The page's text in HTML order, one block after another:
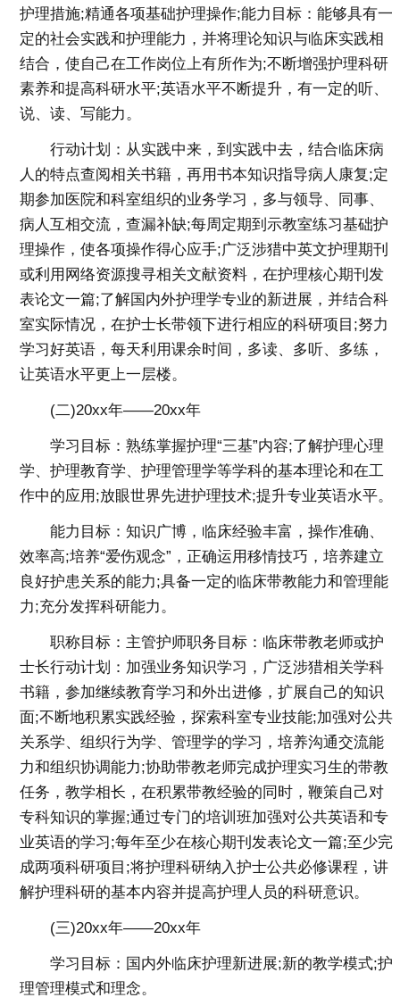
护理措施;精通各项基础护理操作;能力目标：能够具有一
定的社会实践和护理能力，并将理论知识与临床实践相
结合，使自己在工作岗位上有所作为;不断增强护理科研
素养和提高科研水平;英语水平不断提升，有一定的听、
说、读、写能力。
行动计划：从实践中来，到实践中去，结合临床病
人的特点查阅相关书籍，再用书本知识指导病人康复;定
期参加医院和科室组织的业务学习，多与领导、同事、
病人互相交流，查漏补缺;每周定期到示教室练习基础护
理操作，使各项操作得心应手;广泛涉猎中英文护理期刊
或利用网络资源搜寻相关文献资料，在护理核心期刊发
表论文一篇;了解国内外护理学专业的新进展，并结合科
室实际情况，在护士长带领下进行相应的科研项目;努力
学习好英语，每天利用课余时间，多读、多听、多练，
让英语水平更上一层楼。
(二)20xx年——20xx年
学习目标：熟练掌握护理“三基”内容;了解护理心理
学、护理教育学、护理管理学等学科的基本理论和在工
作中的应用;放眼世界先进护理技术;提升专业英语水平。
能力目标：知识广博，临床经验丰富，操作准确、
效率高;培养“爱伤观念”，正确运用移情技巧，培养建立
良好护患关系的能力;具备一定的临床带教能力和管理能
力;充分发挥科研能力。
职称目标：主管护师职务目标：临床带教老师或护
士长行动计划：加强业务知识学习，广泛涉猎相关学科
书籍，参加继续教育学习和外出进修，扩展自己的知识
面;不断地积累实践经验，探索科室专业技能;加强对公共
关系学、组织行为学、管理学的学习，培养沟通交流能
力和组织协调能力;协助带教老师完成护理实习生的带教
任务，教学相长，在积累带教经验的同时，鞭策自己对
专科知识的掌握;通过专门的培训班加强对公共英语和专
业英语的学习;每年至少在核心期刊发表论文一篇;至少完
成两项科研项目;将护理科研纳入护士公共必修课程，讲
解护理科研的基本内容并提高护理人员的科研意识。
(三)20xx年——20xx年
学习目标：国内外临床护理新进展;新的教学模式;护
理管理模式和理念。